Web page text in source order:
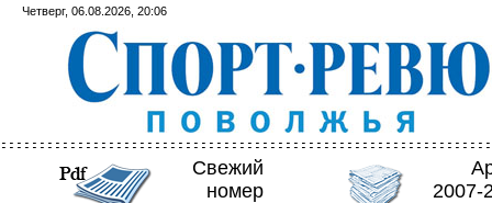
Четверг, 06.08.2026, 20:06
Свежий
номер
2007-